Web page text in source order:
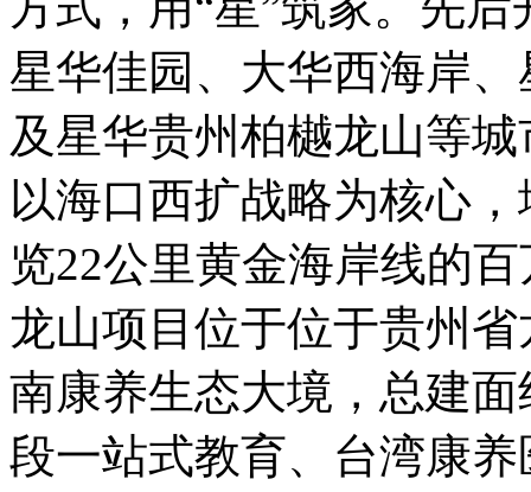
星华佳园、大华西海岸
及星华贵州柏樾龙山等
以海口西扩战略为核心
览22公里黄金海岸线的
龙山项目位于位于贵州
南康养生态大境，总建
段一站式教育、台湾康